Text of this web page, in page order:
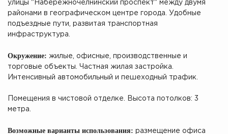
улицы "Набережночелнинский проспект" между двумя
районами в географическом центре города. Удобные
подъездные пути, развитая транспортная
инфраструктура.
Окружение: жилые, офисные, производственные и
торговые объекты. Частная жилая застройка.
Интенсивный автомобильный и пешеходный трафик.
Помещения в чистовой отделке. Высота потолков: 3
метра.
Возможные варианты использования: размещение офиса